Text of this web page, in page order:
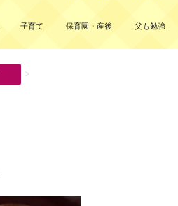
子育て 保育園・産後 父も勉強
>